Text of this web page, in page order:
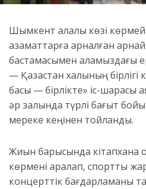
Шымкент қалалық көзі
азаматтарға арналған
бастамасымен
— Қазақстан халқының бірлігі
басы — бірлікте» іс-шарасы
әр залында түрлі бағыт
мереке кеңінен тойланды.
Жиын барысында кітапхана
көрмені аралап, спорттық
концерттік бағдарламаны